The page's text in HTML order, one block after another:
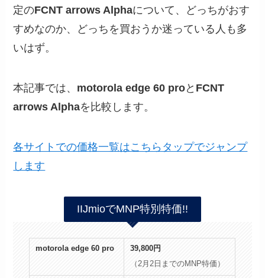
定のFCNT arrows Alphaについて、どっちがおす
すめなのか、どっちを買おうか迷っている人も多
いはず。
本記事では、 motorola edge 60 proと FCNT
arrows Alphaを比較します。
各サイトでの価格一覧はこちらタップでジャンプ
します
IIJmioでMNP特別特価!!
motorola edge 60 pro
39,800円
（2月2日までのMNP特価）